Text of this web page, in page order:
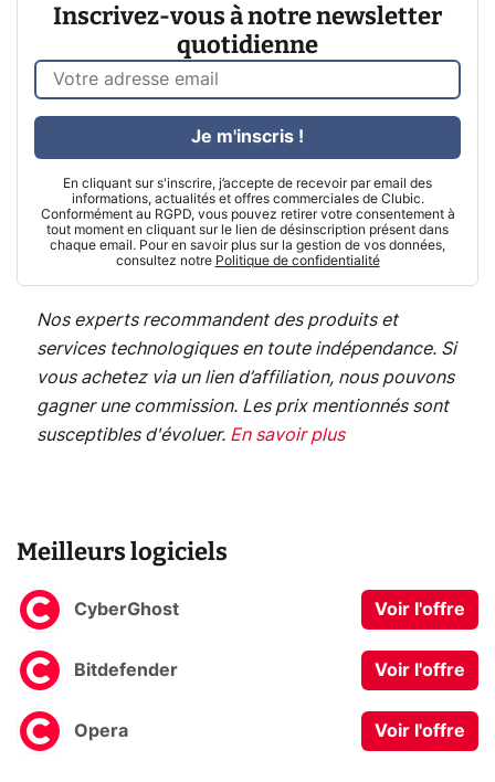
Inscrivez-vous à notre newsletter
quotidienne
En cliquant sur s'inscrire, j’accepte de recevoir par email des
informations, actualités et offres commerciales de Clubic.
Conformément au RGPD, vous pouvez retirer votre consentement à
tout moment en cliquant sur le lien de désinscription présent dans
chaque email. Pour en savoir plus sur la gestion de vos données,
consultez notre Politique de confidentialité
Je m'inscris !
Nos experts recommandent des produits et
services technologiques en toute indépendance. Si
vous achetez via un lien d’affiliation, nous pouvons
gagner une commission. Les prix mentionnés sont
susceptibles d'évoluer. En savoir plus
Meilleurs logiciels
CyberGhost Voir l'offre
Bitdefender Voir l'offre
Opera Voir l'offre